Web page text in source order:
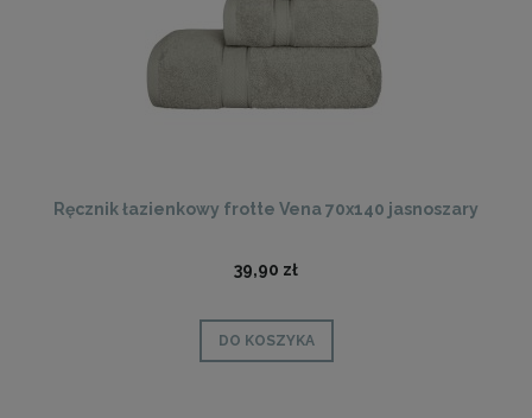
Ręcznik łazienkowy frotte Vena 70x140 jasnoszary
39,90 zł
DO KOSZYKA